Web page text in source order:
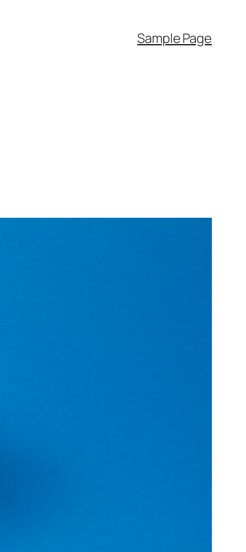
Sample Page